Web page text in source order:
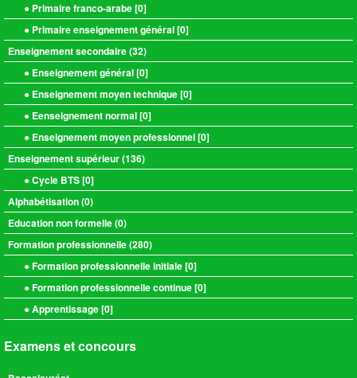
● Primaire franco-arabe [0]
● Primaire enseignement général [0]
Enseignement secondaire (32)
● Enseignement général [0]
● Enseignement moyen technique [0]
● Eenseignement normal [0]
● Enseignement moyen professionnel [0]
Enseignement supérieur (136)
● Cycle BTS [0]
Alphabétisation (0)
Education non formelle (0)
Formation professionnelle (280)
● Formation professionnelle initiale [0]
● Formation professionnelle continue [0]
● Apprentissage [0]
Examens et concours